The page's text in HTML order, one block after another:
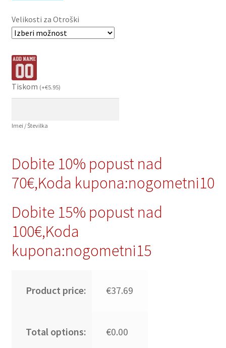
Velikosti za Otroški
Tiskom (+€5.95)
Imei / Številka
Dobite 10% popust nad
70€,Koda kupona:nogometni10
Dobite 15% popust nad
100€,Koda
kupona:nogometni15
Product price: €37.69
Total options: €0.00